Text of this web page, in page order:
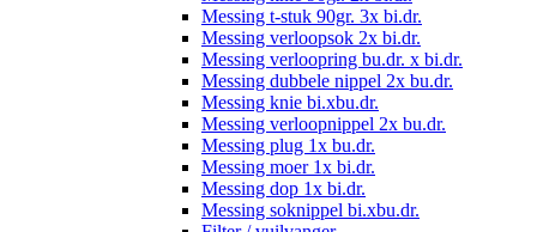
Messing t-stuk 90gr. 3x bi.dr.
Messing verloopsok 2x bi.dr.
Messing verloopring bu.dr. x bi.dr.
Messing dubbele nippel 2x bu.dr.
Messing knie bi.xbu.dr.
Messing verloopnippel 2x bu.dr.
Messing plug 1x bu.dr.
Messing moer 1x bi.dr.
Messing dop 1x bi.dr.
Messing soknippel bi.xbu.dr.